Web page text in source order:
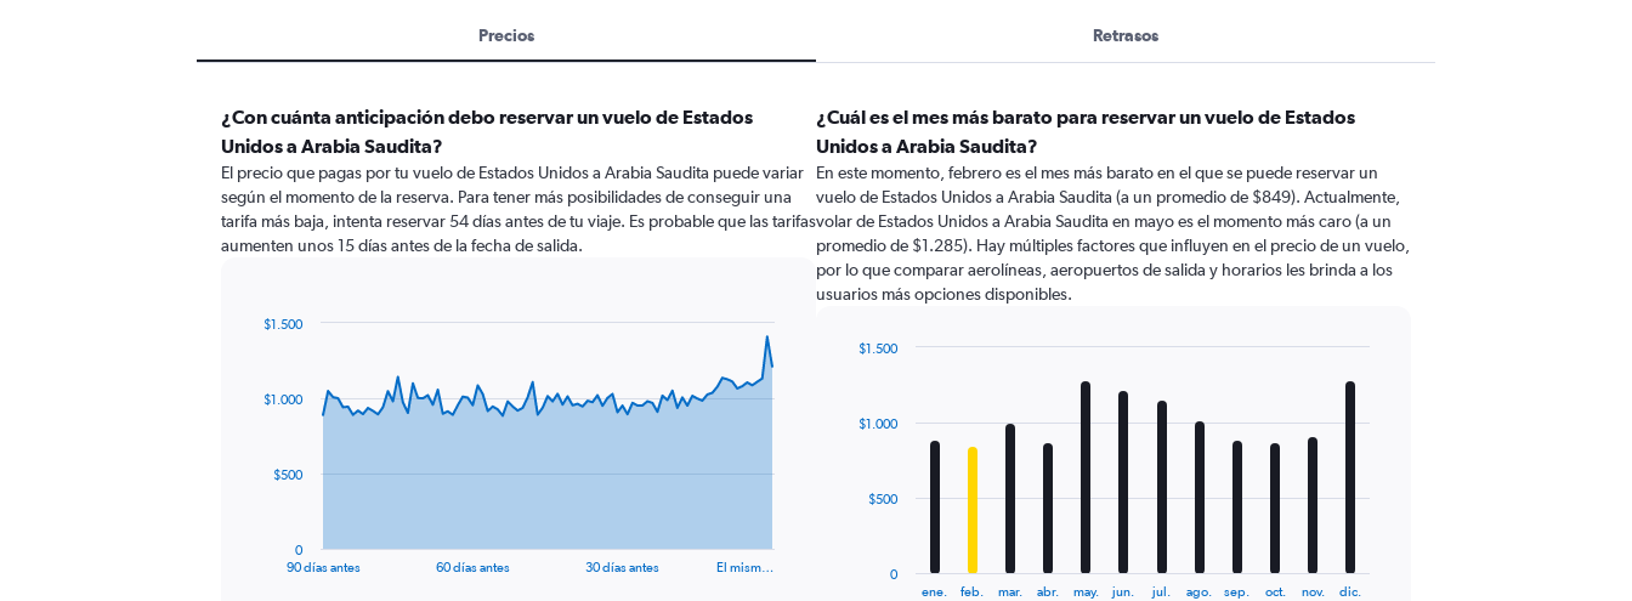
Precios Retrasos
¿Con cuánta anticipación debo reservar un vuelo de Estados
Unidos a Arabia Saudita?
El precio que pagas por tu vuelo de Estados Unidos a Arabia Saudita puede variar
según el momento de la reserva. Para tener más posibilidades de conseguir una
tarifa más baja, intenta reservar 54 días antes de tu viaje. Es probable que las tarifas
aumenten unos 15 días antes de la fecha de salida.
data
The
90 días antes 60 días antes 30 días antes El mism…
0
$500
$1.000
$1.500
¿Cuál es el mes más barato para reservar un vuelo de Estados
Unidos a Arabia Saudita?
En este momento, febrero es el mes más barato en el que se puede reservar un
vuelo de Estados Unidos a Arabia Saudita (a un promedio de $849). Actualmente,
volar de Estados Unidos a Arabia Saudita en mayo es el momento más caro (a un
promedio de $1.285). Hay múltiples factores que influyen en el precio de un vuelo,
por lo que comparar aerolíneas, aeropuertos de salida y horarios les brinda a los
usuarios más opciones disponibles.
12
The
ene. feb. mar. abr. may. jun. jul. ago. sep. oct. nov. dic.
0
$500
$1.000
$1.500